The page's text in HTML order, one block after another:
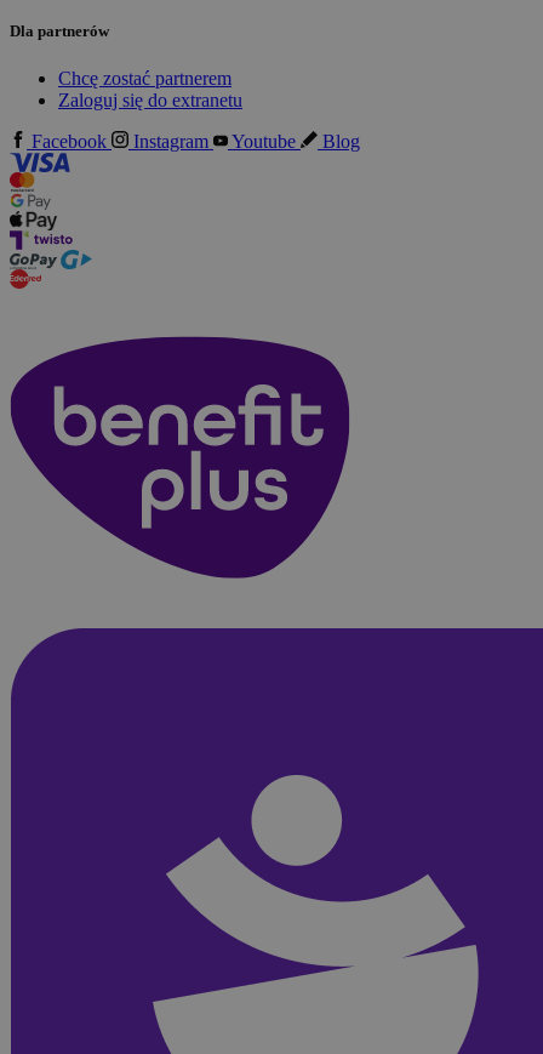
Dla partnerów
Chcę zostać partnerem
Zaloguj się do extranetu
Facebook
Instagram Youtube Blog